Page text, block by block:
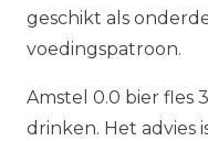
geschikt als
voedingspatroon.
Amstel 0.0 bier fles
drinken. Het advies